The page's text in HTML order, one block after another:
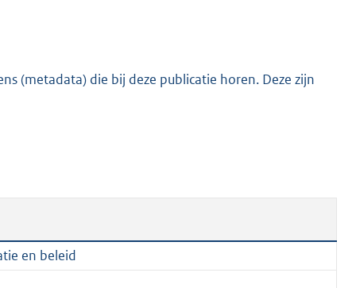
M
(metadata) die bij deze publicatie horen. Deze zijn
en beleid